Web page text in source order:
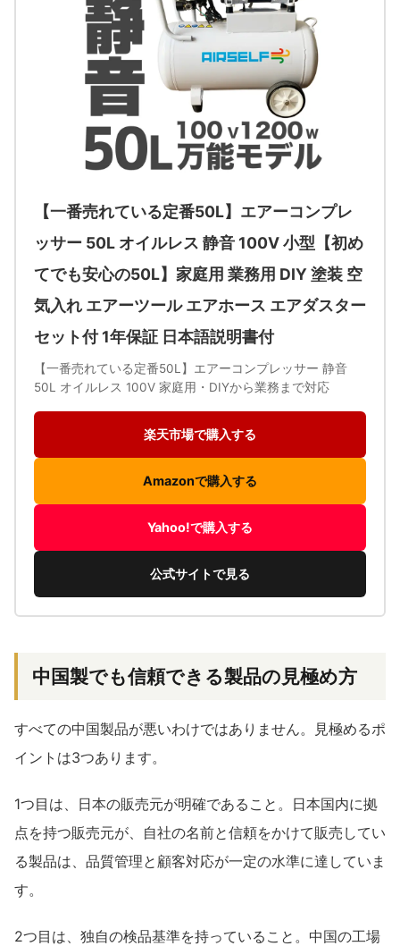
【一番売れている定番50L】エアーコンプレ
ッサー 50L オイルレス 静音 100V 小型【初め
てでも安心の50L】家庭用 業務用 DIY 塗装 空
気入れ エアーツール エアホース エアダスター
セット付 1年保証 日本語説明書付
【一番売れている定番50L】エアーコンプレッサー 静音
50L オイルレス 100V 家庭用・DIYから業務まで対応
楽天市場で購入する
Amazonで購入する
Yahoo!で購入する
公式サイトで見る
中国製でも信頼できる製品の見極め方
すべての中国製品が悪いわけではありません。見極めるポ
イントは3つあります。
1つ目は、日本の販売元が明確であること。日本国内に拠
点を持つ販売元が、自社の名前と信頼をかけて販売してい
る製品は、品質管理と顧客対応が一定の水準に達していま
す。
2つ目は、独自の検品基準を持っていること。中国の工場